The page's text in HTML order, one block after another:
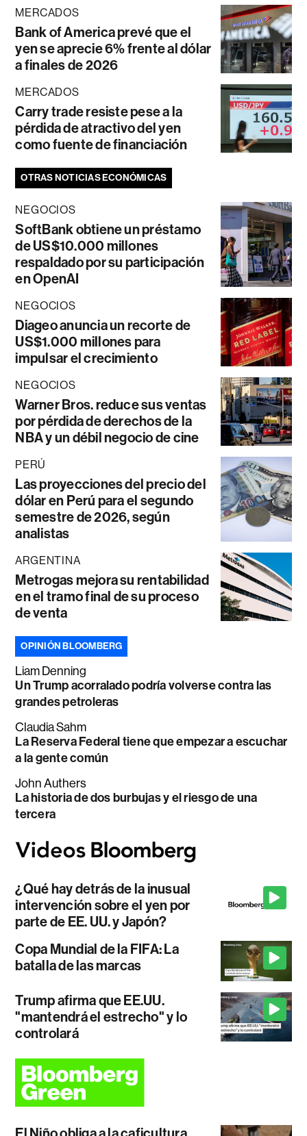
MERCADOS
Bank of America prevé que el
yen se aprecie 6% frente al dólar
a finales de 2026
MERCADOS
Carry trade resiste pese a la
pérdida de atractivo del yen
como fuente de financiación
OTRAS NOTICIAS ECONÓMICAS
NEGOCIOS
SoftBank obtiene un préstamo
de US$10.000 millones
respaldado por su participación
en OpenAI
NEGOCIOS
Diageo anuncia un recorte de
US$1.000 millones para
impulsar el crecimiento
NEGOCIOS
Warner Bros. reduce sus ventas
por pérdida de derechos de la
NBA y un débil negocio de cine
PERÚ
Las proyecciones del precio del
dólar en Perú para el segundo
semestre de 2026, según
analistas
ARGENTINA
Metrogas mejora su rentabilidad
en el tramo final de su proceso
de venta
OPINIÓN BLOOMBERG
Liam Denning
Un Trump acorralado podría volverse contra las
grandes petroleras
Claudia Sahm
La Reserva Federal tiene que empezar a escuchar
a la gente común
John Authers
La historia de dos burbujas y el riesgo de una
tercera
¿Qué hay detrás de la inusual
intervención sobre el yen por
parte de EE. UU. y Japón?
Copa Mundial de la FIFA: La
batalla de las marcas
Trump afirma que EE.UU.
"mantendrá el estrecho" y lo
controlará